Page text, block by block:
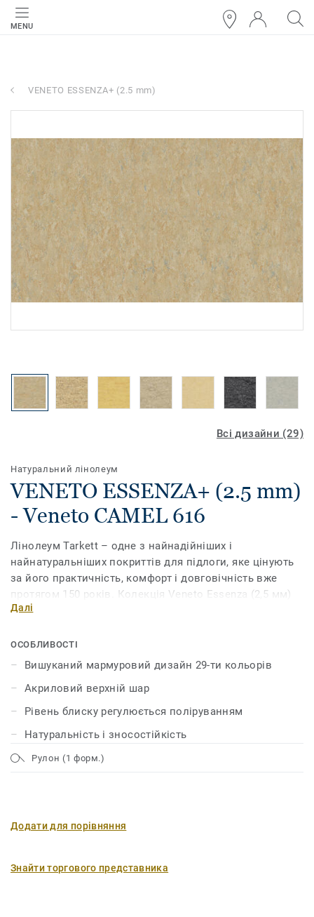
MENU
VENETO ESSENZA+ (2.5 mm)
Всі дизайни (29)
Натуральний лінолеум
VENETO ESSENZA+ (2.5 mm)
- Veneto CAMEL 616
Лінолеум Tarkett – одне з найнадійніших і
найнатуральніших покриттів для підлоги, яке цінують
за його практичність, комфорт і довговічність вже
протягом 150 років. Колекція Veneto Essenza (2,5 мм)
на 96% виготовлена ​​з натуральної сировини і має
візерунків яскравих і насичених кольорів. Лінолеум
має унікальний захисний шар поверхні xf² ™, який
забезпечує йому міцність, надійність і мінімальні
витрати на догляд.
Далі
ОСОБЛИВОСТІ
Вишуканий мармуровий дизайн 29-ти кольорів
Акриловий верхній шар
Рівень блиску регулюється поліруванням
Натуральність і зносостійкість
Рулон (1 форм.)
Додати для порівняння
Знайти торгового представника